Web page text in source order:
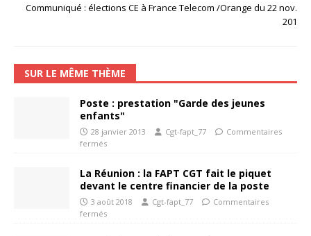
Communiqué : élections CE à France Telecom /Orange du 22 nov.
201
SUR LE MÊME THÈME
Poste : prestation "Garde des jeunes
enfants"
28 janvier 2013 Cgt-fapt_77
Commentaires
fermés
La Réunion : la FAPT CGT fait le piquet
devant le centre financier de la poste
3 août 2018 Cgt-fapt_77
Commentaires
fermés